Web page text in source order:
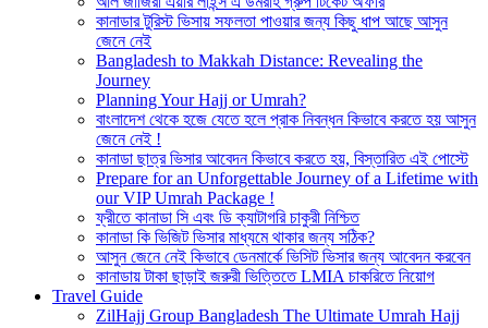
কানাডার টুরিস্ট ভিসায় সফলতা পাওয়ার জন্য কিছু ধাপ আছে আসুন
জেনে নেই
Bangladesh to Makkah Distance: Revealing the
Journey
Planning Your Hajj or Umrah?
বাংলাদেশ থেকে হজে যেতে হলে প্রাক নিবন্ধন কিভাবে করতে হয় আসুন
জেনে নেই !
কানাডা ছাত্র ভিসার আবেদন কিভাবে করতে হয়, বিস্তারিত এই পোস্টে
Prepare for an Unforgettable Journey of a Lifetime with
our VIP Umrah Package !
ফ্রীতে কানাডা সি এবং ডি ক্যাটাগরি চাকুরী নিশ্চিত
কানাডা কি ভিজিট ভিসার মাধ্যমে থাকার জন্য সঠিক?
আসুন জেনে নেই কিভাবে ডেনমার্কে ভিসিট ভিসার জন্য আবেদন করবেন
কানাডায় টাকা ছাড়াই জরুরী ভিত্তিতে LMIA চাকরিতে নিয়োগ
Travel Guide
ZilHajj Group Bangladesh The Ultimate Umrah Hajj